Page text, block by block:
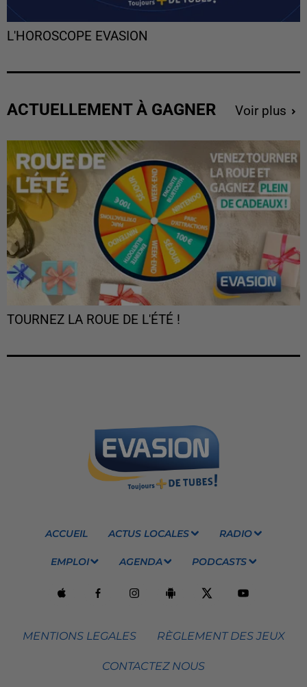
L'HOROSCOPE EVASION
ACTUELLEMENT À GAGNER Voir plus
TOURNEZ LA ROUE DE L'ÉTÉ !
ACCUEIL ACTUS LOCALES RADIO
EMPLOI AGENDA PODCASTS
MENTIONS LEGALES RÈGLEMENT DES JEUX
CONTACTEZ NOUS